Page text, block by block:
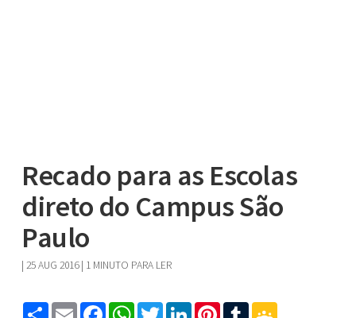
Recado para as Escolas
direto do Campus São
Paulo
| 25 AUG 2016 | 1 MINUTO PARA LER
ShareEmailFacebookWhatsApp
TwitterLinkedInPinterest
Tumblr